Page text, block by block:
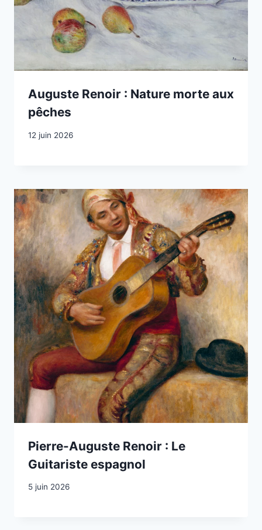
Auguste Renoir : Nature morte aux
pêches
12 juin 2026
Pierre-Auguste Renoir : Le
Guitariste espagnol
5 juin 2026